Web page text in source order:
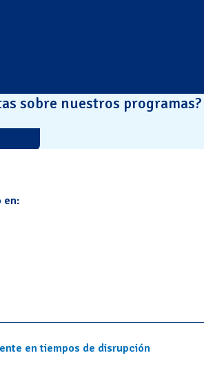
sobre nuestros programas?
en:
en tiempos de disrupción